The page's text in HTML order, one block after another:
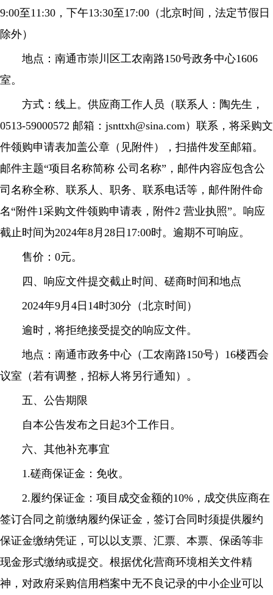
9:00至11:30，下午13:30至17:00（北京时间，法定节假日
除外）
地点：南通市崇川区工农南路150号政务中心1606
室。
方式：线上。供应商工作人员（联系人：陶先生，
0513-59000572 邮箱： jsnttxh@sina.com）联系，将采购文
件领购申请表加盖公章（见附件），扫描件发至邮箱。
邮件主题“项目名称简称 公司名称”，邮件内容应包含公
司名称全称、联系人、职务、联系电话等，邮件附件命
名“附件1采购文件领购申请表，附件2 营业执照”。响应
截止时间为2024年8月28日17:00时。逾期不可响应。
售价：0元。
四、响应文件提交截止时间、磋商时间和地点
2024年9月4日14时30分（北京时间）
逾时，将拒绝接受提交的响应文件。
地点：南通市政务中心（工农南路150号）16楼西会
议室（若有调整，招标人将另行通知）。
五、公告期限
自本公告发布之日起3个工作日。
六、其他补充事宜
1.磋商保证金：免收。
2.履约保证金：项目成交金额的10%，成交供应商在
签订合同之前缴纳履约保证金，签订合同时须提供履约
保证金缴纳凭证，可以以支票、汇票、本票、保函等非
现金形式缴纳或提交。根据优化营商环境相关文件精
神，对政府采购信用档案中无不良记录的中小企业可以